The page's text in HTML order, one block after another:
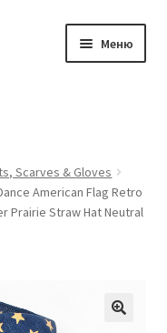
Меню
меню
Scarves & Gloves
American Flag Retro
Prairie Straw Hat Neutral